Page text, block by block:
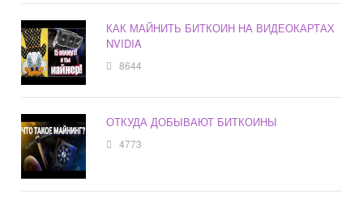
КАК МАЙНИТЬ БИТКОИН НА ВИДЕОКАРТАХ
NVIDIA
8644
ОТКУДА ДОБЫВАЮТ БИТКОИНЫ
4773